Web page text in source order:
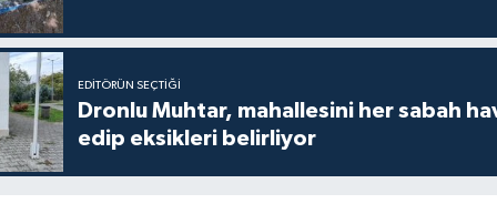
EDITÖRÜN SEÇTIĞI
Dronlu Muhtar, mahallesini her sabah
edip eksikleri belirliyor